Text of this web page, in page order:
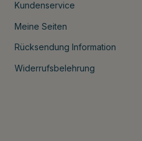
Kundenservice
Meine Seiten
Rücksendung Information
Widerrufsbelehrung